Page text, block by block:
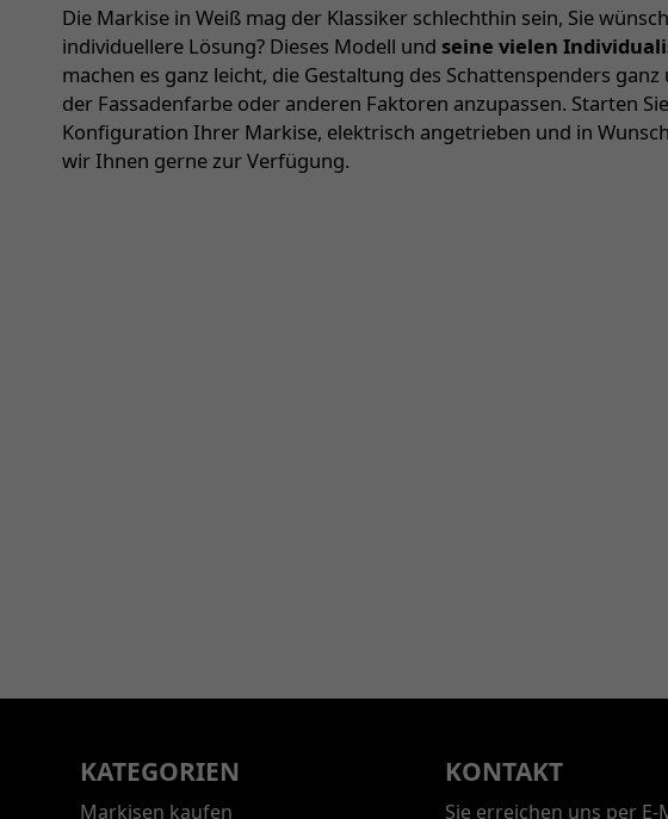
Die Markise in Weiß mag der Klassiker schlechthin sein, Sie
individuellere Lösung? Dieses Modell und seine vielen
machen es ganz leicht, die Gestaltung des Schattenspenders
der Fassadenfarbe oder anderen Faktoren anzupassen. Starten
Konfiguration Ihrer Markise, elektrisch angetrieben und in
wir Ihnen gerne zur Verfügung.
KATEGORIEN
Markisen kaufen
KONTAKT
Sie erreichen uns per